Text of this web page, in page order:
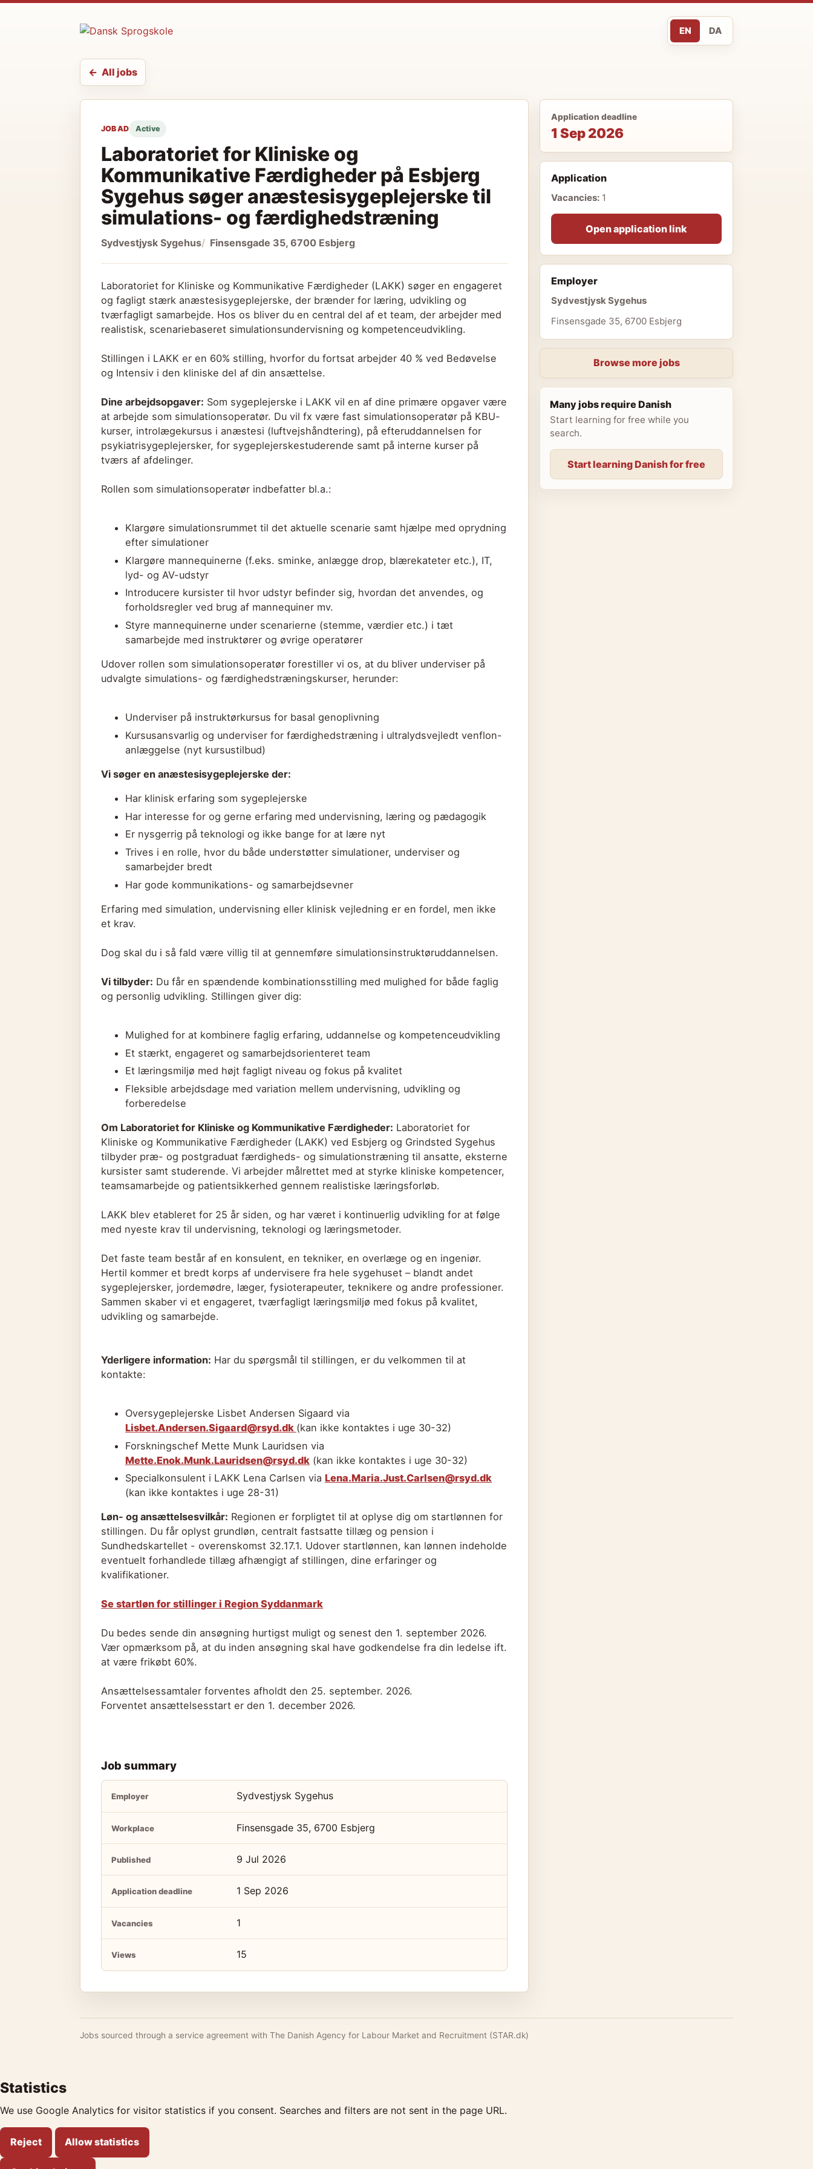
EN DA
All jobs
JOB AD Active
Laboratoriet for Kliniske og
Kommunikative Færdigheder på Esbjerg
Sygehus søger anæstesisygeplejerske til
simulations- og færdighedstræning
Sydvestjysk Sygehus Finsensgade 35, 6700 Esbjerg
Laboratoriet for Kliniske og Kommunikative Færdigheder (LAKK) søger en engageret
og fagligt stærk anæstesisygeplejerske, der brænder for læring, udvikling og
tværfagligt samarbejde. Hos os bliver du en central del af et team, der arbejder med
realistisk, scenariebaseret simulationsundervisning og kompetenceudvikling.
Stillingen i LAKK er en 60% stilling, hvorfor du fortsat arbejder 40 % ved Bedøvelse
og Intensiv i den kliniske del af din ansættelse.
Dine arbejdsopgaver: Som sygeplejerske i LAKK vil en af dine primære opgaver være
at arbejde som simulationsoperatør. Du vil fx være fast simulationsoperatør på KBU-
kurser, introlægekursus i anæstesi (luftvejshåndtering), på efteruddannelsen for
psykiatrisygeplejersker, for sygeplejerskestuderende samt på interne kurser på
tværs af afdelinger.
Rollen som simulationsoperatør indbefatter bl.a.:
Klargøre simulationsrummet til det aktuelle scenarie samt hjælpe med oprydning
efter simulationer
Klargøre mannequinerne (f.eks. sminke, anlægge drop, blærekateter etc.), IT,
lyd- og AV-udstyr
Introducere kursister til hvor udstyr befinder sig, hvordan det anvendes, og
forholdsregler ved brug af mannequiner mv.
Styre mannequinerne under scenarierne (stemme, værdier etc.) i tæt
samarbejde med instruktører og øvrige operatører
Udover rollen som simulationsoperatør forestiller vi os, at du bliver underviser på
udvalgte simulations- og færdighedstræningskurser, herunder:
Underviser på instruktørkursus for basal genoplivning
Kursusansvarlig og underviser for færdighedstræning i ultralydsvejledt venflon-
anlæggelse (nyt kursustilbud)
Vi søger en anæstesisygeplejerske der:
Har klinisk erfaring som sygeplejerske
Har interesse for og gerne erfaring med undervisning, læring og pædagogik
Er nysgerrig på teknologi og ikke bange for at lære nyt
Trives i en rolle, hvor du både understøtter simulationer, underviser og
samarbejder bredt
Har gode kommunikations- og samarbejdsevner
Erfaring med simulation, undervisning eller klinisk vejledning er en fordel, men ikke
et krav.
Dog skal du i så fald være villig til at gennemføre simulationsinstruktøruddannelsen.
Vi tilbyder: Du får en spændende kombinationsstilling med mulighed for både faglig
og personlig udvikling. Stillingen giver dig:
Mulighed for at kombinere faglig erfaring, uddannelse og kompetenceudvikling
Et stærkt, engageret og samarbejdsorienteret team
Et læringsmiljø med højt fagligt niveau og fokus på kvalitet
Fleksible arbejdsdage med variation mellem undervisning, udvikling og
forberedelse
Om Laboratoriet for Kliniske og Kommunikative Færdigheder: Laboratoriet for
Kliniske og Kommunikative Færdigheder (LAKK) ved Esbjerg og Grindsted Sygehus
tilbyder præ- og postgraduat færdigheds- og simulationstræning til ansatte, eksterne
kursister samt studerende. Vi arbejder målrettet med at styrke kliniske kompetencer,
teamsamarbejde og patientsikkerhed gennem realistiske læringsforløb.
LAKK blev etableret for 25 år siden, og har været i kontinuerlig udvikling for at følge
med nyeste krav til undervisning, teknologi og læringsmetoder.
Det faste team består af en konsulent, en tekniker, en overlæge og en ingeniør.
Hertil kommer et bredt korps af undervisere fra hele sygehuset – blandt andet
sygeplejersker, jordemødre, læger, fysioterapeuter, teknikere og andre professioner.
Sammen skaber vi et engageret, tværfagligt læringsmiljø med fokus på kvalitet,
udvikling og samarbejde.
Yderligere information: Har du spørgsmål til stillingen, er du velkommen til at
kontakte:
Oversygeplejerske Lisbet Andersen Sigaard via
Lisbet.Andersen.Sigaard@rsyd.dk (kan ikke kontaktes i uge 30-32)
Forskningschef Mette Munk Lauridsen via
Mette.Enok.Munk.Lauridsen@rsyd.dk (kan ikke kontaktes i uge 30-32)
Specialkonsulent i LAKK Lena Carlsen via Lena.Maria.Just.Carlsen@rsyd.dk
(kan ikke kontaktes i uge 28-31)
Løn- og ansættelsesvilkår: Regionen er forpligtet til at oplyse dig om startlønnen for
stillingen. Du får oplyst grundløn, centralt fastsatte tillæg og pension i
Sundhedskartellet - overenskomst 32.17.1. Udover startlønnen, kan lønnen indeholde
eventuelt forhandlede tillæg afhængigt af stillingen, dine erfaringer og
kvalifikationer.
Se startløn for stillinger i Region Syddanmark
Du bedes sende din ansøgning hurtigst muligt og senest den 1. september 2026.
Vær opmærksom på, at du inden ansøgning skal have godkendelse fra din ledelse ift.
at være frikøbt 60%.
Ansættelsessamtaler forventes afholdt den 25. september. 2026.
Forventet ansættelsesstart er den 1. december 2026.
Job summary
Employer Sydvestjysk Sygehus
Workplace Finsensgade 35, 6700 Esbjerg
Published 9 Jul 2026
Application deadline 1 Sep 2026
Vacancies 1
Views 15
Application deadline
1 Sep 2026
Application
Vacancies: 1
Open application link
Employer
Sydvestjysk Sygehus
Finsensgade 35, 6700 Esbjerg
Browse more jobs
Many jobs require Danish
Start learning for free while you
search.
Start learning Danish for free
Jobs sourced through a service agreement with The Danish Agency for Labour Market and Recruitment (STAR.dk)
Statistics
We use Google Analytics for visitor statistics if you consent. Searches and filters are not sent in the page URL.
Reject Allow statistics